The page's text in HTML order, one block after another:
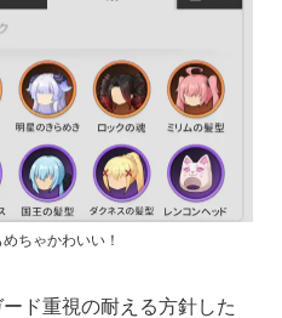
ちゃかわいい！
ド重視の耐える方針した